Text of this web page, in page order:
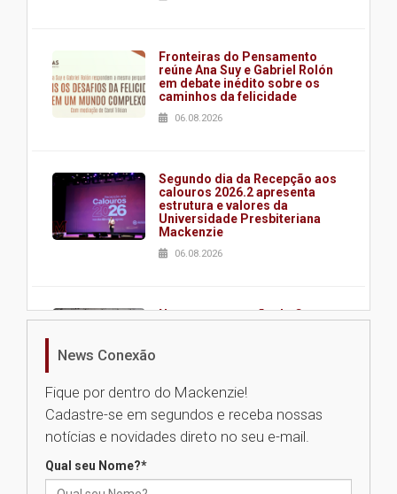
Fronteiras do Pensamento
reúne Ana Suy e Gabriel Rolón
em debate inédito sobre os
caminhos da felicidade
06.08.2026
Segundo dia da Recepção aos
calouros 2026.2 apresenta
estrutura e valores da
Universidade Presbiteriana
Mackenzie
06.08.2026
Nova apresentação do Centro
Universidade Mackenzie
realizará nova edição da Feira
News Conexão
Fique por dentro do Mackenzie!
Cadastre-se em segundos e receba nossas
notícias e novidades direto no seu e-mail.
Qual seu Nome?*